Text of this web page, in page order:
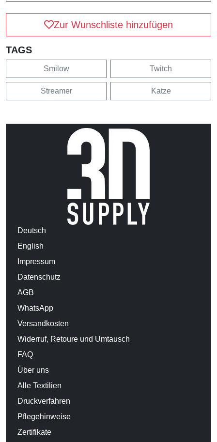
Zur Wunschliste hinzufügen
TAGS
Smilow Twitch
Streamer Katze
Deutsch
English
Impressum
Datenschutz
AGB
WhatsApp
Versandkosten
Widerruf, Retoure und Umtausch
FAQ
Über uns
Alle Textilien
Druckverfahren
Pflegehinweise
Zertifikate